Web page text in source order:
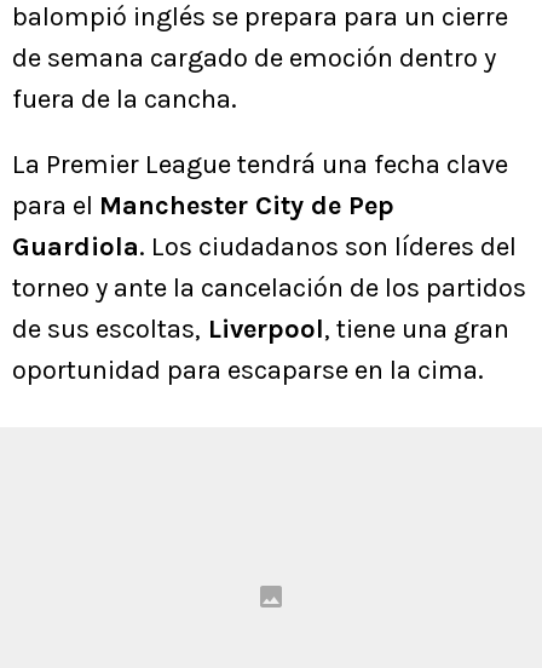
balompió inglés se prepara para un cierre
de semana cargado de emoción dentro y
fuera de la cancha.
La Premier League tendrá una fecha clave
para el Manchester City de Pep
Guardiola. Los ciudadanos son líderes del
torneo y ante la cancelación de los partidos
de sus escoltas, Liverpool, tiene una gran
oportunidad para escaparse en la cima.